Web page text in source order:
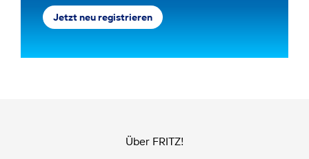
Jetzt neu registrieren
Über FRITZ!